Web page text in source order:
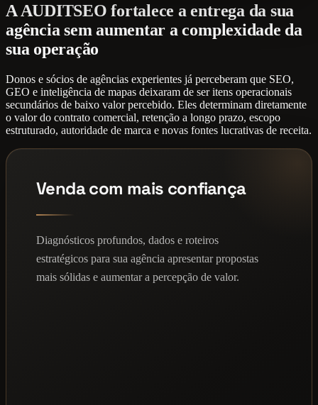
A AUDITSEO fortalece a entrega da sua
agência sem aumentar a complexidade da
sua operação
Donos e sócios de agências experientes já perceberam que SEO,
GEO e inteligência de mapas deixaram de ser itens operacionais
secundários de baixo valor percebido. Eles determinam diretamente
o valor do contrato comercial, retenção a longo prazo, escopo
estruturado, autoridade de marca e novas fontes lucrativas de receita.
Venda com mais confiança
Diagnósticos profundos, dados e roteiros
estratégicos para sua agência apresentar propostas
mais sólidas e aumentar a percepção de valor.